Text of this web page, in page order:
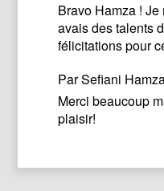
Bravo Hamza !
avais des talents
félicitations pour
ParSefiani
Merci beaucoup
plaisir!